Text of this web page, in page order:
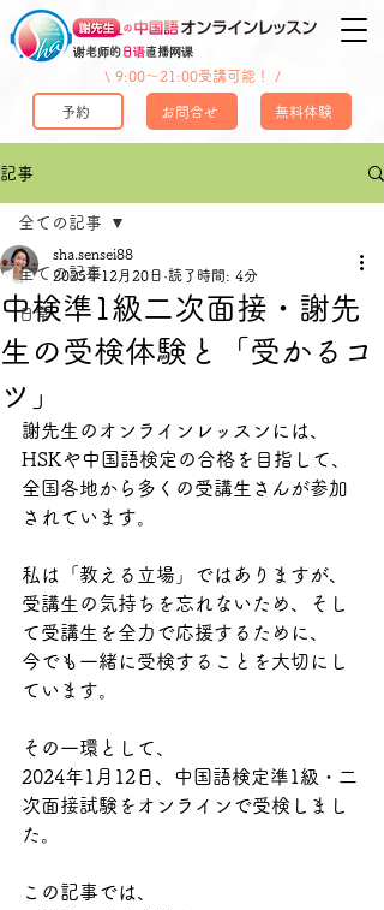
無料体験
予約 お問合せ
\ 9:00〜21:00受講可能！ /
谢老师的 日语直播网课
記事
全ての記事
日常
全ての記事
中検準1級二次面接・謝先
生の受検体験と「受かるコ
ツ」
sha.sensei88
2025年12月20日 読了時間: 4分
謝先生のオンラインレッスンには、
HSKや中国語検定の合格を目指して、
全国各地から多くの受講生さんが参加
されています。
私は「教える立場」ではありますが、
受講生の気持ちを忘れないため、そし
て受講生を全力で応援するために、
今でも一緒に受検することを大切にし
ています。
その一環として、
2024年1月12日、中国語検定準1級・二
次面接試験をオンラインで受検しまし
た。
この記事では、